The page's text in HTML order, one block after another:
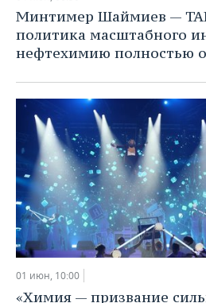
Минтимер Шаймиев —
политика масштабного
нефтехимию полностью
01 июн, 10:00
«Химия — призвание